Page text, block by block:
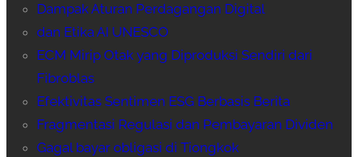
Dampak Aturan Perdagangan Digital
dan Etika AI UNESCO
ECM Mirip Otak yang Diproduksi Sendiri dari
Fibroblas
Efektivitas Sentimen ESG Berbasis Berita
Fragmentasi Regulasi dan Pembayaran Dividen
Gagal bayar obligasi di Tiongkok